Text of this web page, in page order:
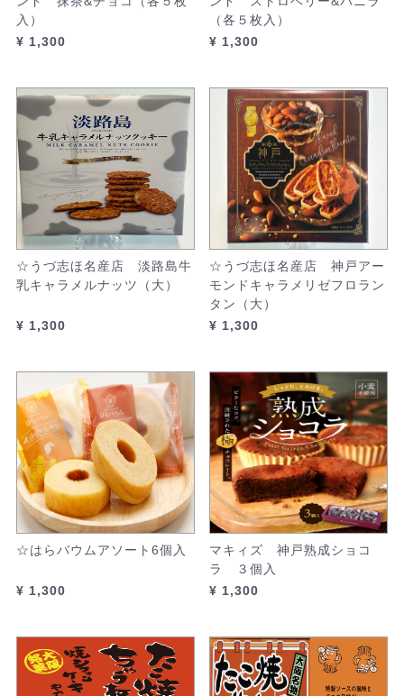
入）
¥ 1,300
（各５枚入）
¥ 1,300
☆うづ志ほ名産店 淡路島牛
乳キャラメルナッツ（大）
¥ 1,300
☆うづ志ほ名産店 神戸アー
モンドキャラメリゼフロラン
タン（大）
¥ 1,300
☆はらバウムアソート6個入
¥ 1,300
マキィズ 神戸熟成ショコ
ラ ３個入
¥ 1,300